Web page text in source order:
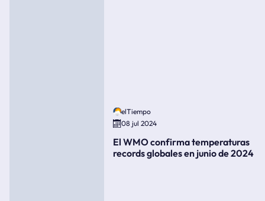
elTiempo
08 jul 2024
El WMO confirma temperaturas
records globales en junio de 2024